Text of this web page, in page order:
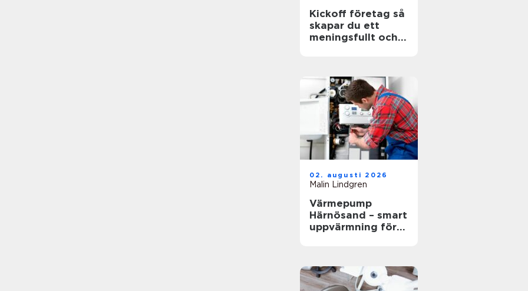
Kickoff företag så
skapar du ett
meningsfullt och
02. augusti 2026
Malin Lindgren
Värmepump
Härnösand – smart
uppvärmning för